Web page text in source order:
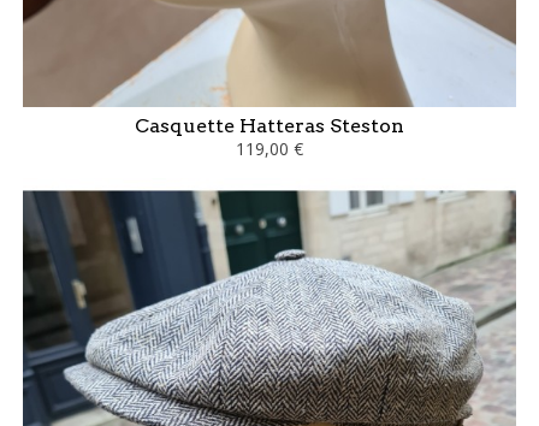
Casquette Hatteras Steston
119,00 €